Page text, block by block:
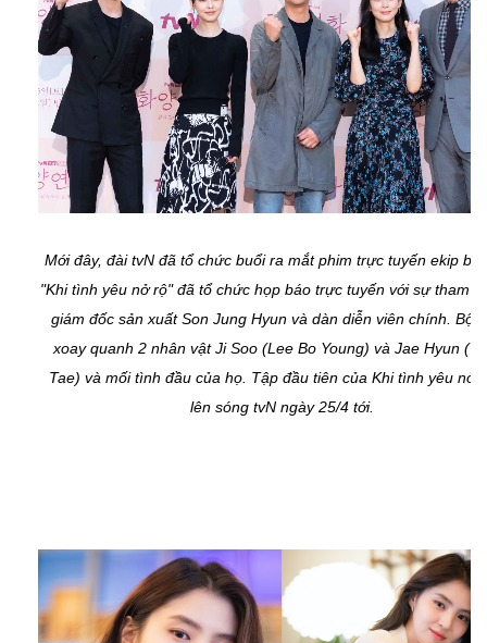
Mới đây, đài tvN đã tổ chức buổi ra mắt phim trực tuyến ekip bộ
"Khi tình yêu nở rộ" đã tổ chức họp báo trực tuyến với sự tham
giám đốc sản xuất Son Jung Hyun và dàn diễn viên chính. Bộ
xoay quanh 2 nhân vật Ji Soo (Lee Bo Young) và Jae Hyun
Tae) và mối tình đầu của họ. Tập đầu tiên của Khi tình yêu nở
lên sóng tvN ngày 25/4 tới.